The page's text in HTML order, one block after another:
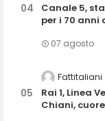
Canale 5,
per i 70 anni
07 agosto
Fattitaliani
Rai 1, Linea
Chiani,